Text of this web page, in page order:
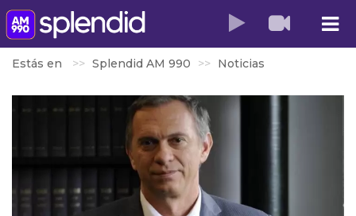
Estás en Splendid AM 990 Noticias